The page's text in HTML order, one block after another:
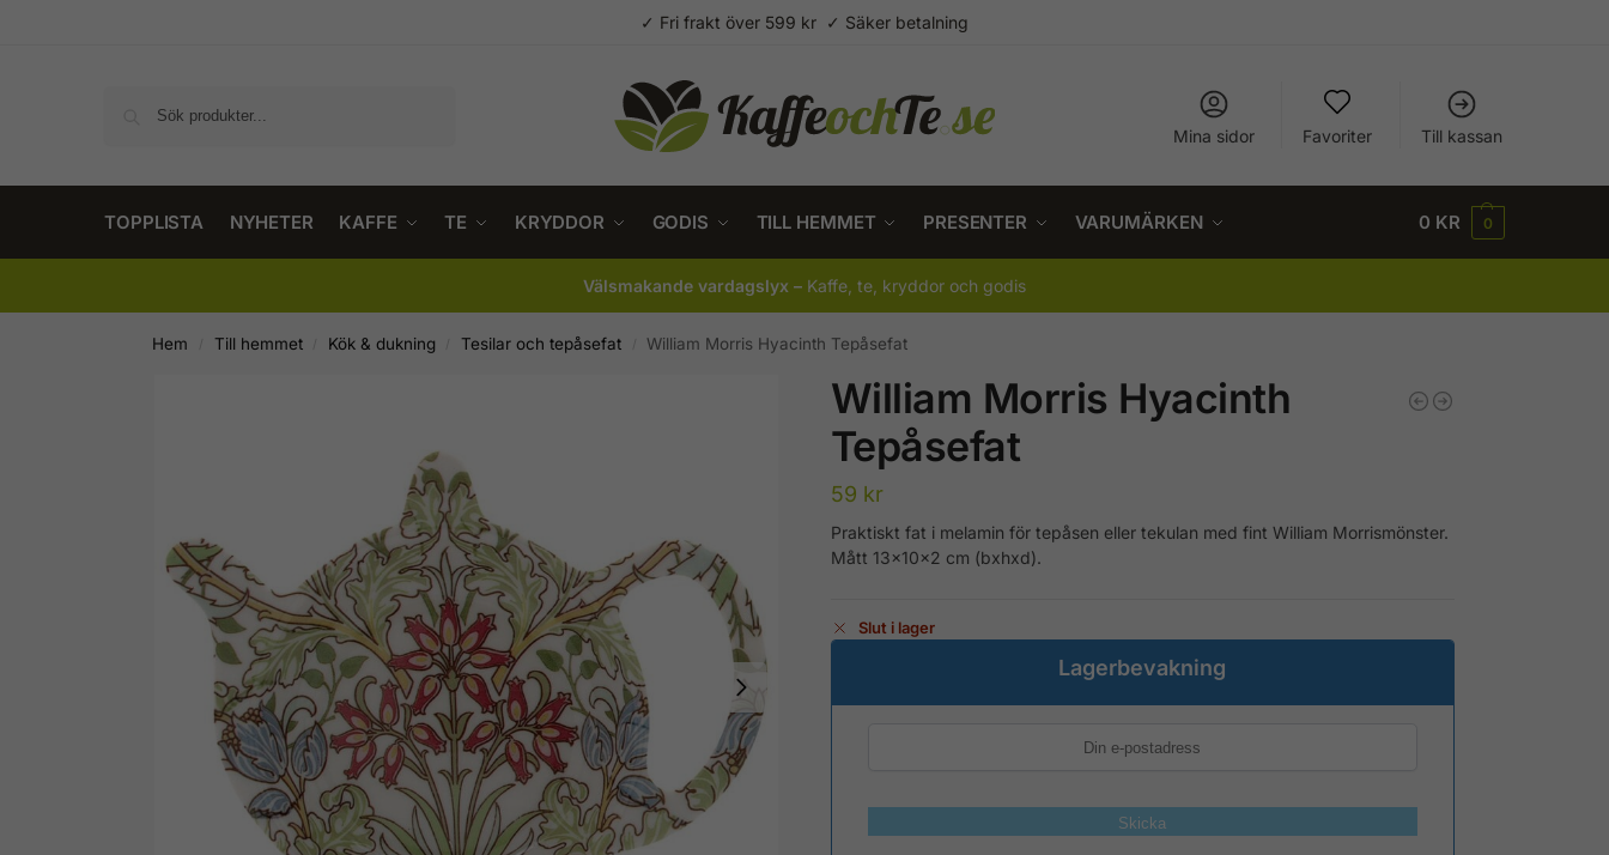
✓ Fri frakt över 599 kr ✓ Säker betalning
Mina sidor Favoriter Till kassan
TOPPLISTA NYHETER KAFFE TE KRYDDOR GODIS TILL HEMMET PRESENTER VARUMÄRKEN 0 KR 0
Välsmakande vardagslyx – Kaffe, te, kryddor och godis
Hem Till hemmet Kök & dukning Tesilar och tepåsefat William Morris Hyacinth Tepåsefat
William Morris Hyacinth
Tepåsefat
59 kr
Praktiskt fat i melamin för tepåsen eller tekulan med fint William Morrismönster.
Mått 13x10x2 cm (bxhxd).
Slut i lager
Lagerbevakning
Skicka